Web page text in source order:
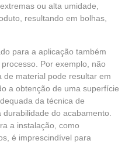
ou alta umidade,
resultando em bolhas,
para a aplicação também
Por exemplo, não
de material pode resultar em
a obtenção de uma superfície
da técnica de
do acabamento.
a instalação, como
é imprescindível para